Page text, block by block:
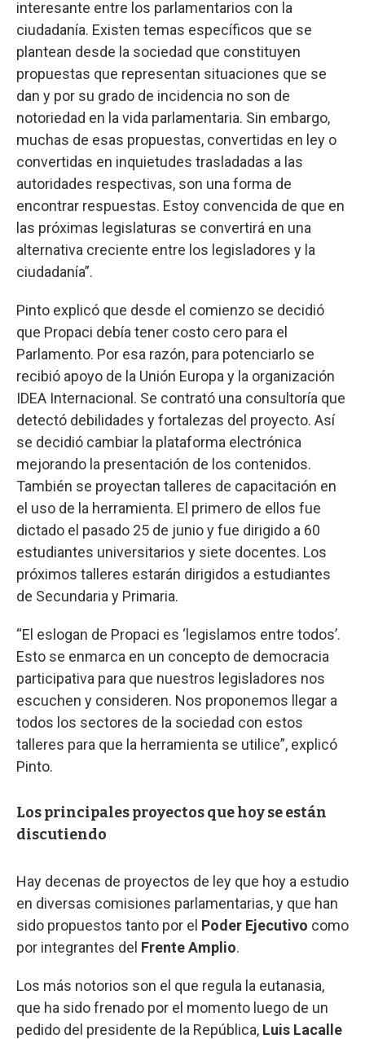
interesante entre los parlamentarios con la
ciudadanía. Existen temas específicos que se
plantean desde la sociedad que constituyen
propuestas que representan situaciones que se
dan y por su grado de incidencia no son de
notoriedad en la vida parlamentaria. Sin embargo,
muchas de esas propuestas, convertidas en ley o
convertidas en inquietudes trasladadas a las
autoridades respectivas, son una forma de
encontrar respuestas. Estoy convencida de que en
las próximas legislaturas se convertirá en una
alternativa creciente entre los legisladores y la
ciudadanía”.
Pinto explicó que desde el comienzo se decidió
que Propaci debía tener costo cero para el
Parlamento. Por esa razón, para potenciarlo se
recibió apoyo de la Unión Europa y la organización
IDEA Internacional. Se contrató una consultoría que
detectó debilidades y fortalezas del proyecto. Así
se decidió cambiar la plataforma electrónica
mejorando la presentación de los contenidos.
También se proyectan talleres de capacitación en
el uso de la herramienta. El primero de ellos fue
dictado el pasado 25 de junio y fue dirigido a 60
estudiantes universitarios y siete docentes. Los
próximos talleres estarán dirigidos a estudiantes
de Secundaria y Primaria.
“El eslogan de Propaci es ‘legislamos entre todos’.
Esto se enmarca en un concepto de democracia
participativa para que nuestros legisladores nos
escuchen y consideren. Nos proponemos llegar a
todos los sectores de la sociedad con estos
talleres para que la herramienta se utilice”, explicó
Pinto.
Los principales proyectos que hoy se están
discutiendo
Hay decenas de proyectos de ley que hoy a estudio
en diversas comisiones parlamentarias, y que han
sido propuestos tanto por el Poder Ejecutivo como
por integrantes del Frente Amplio.
Los más notorios son el que regula la eutanasia,
que ha sido frenado por el momento luego de un
pedido del presidente de la República, Luis Lacalle